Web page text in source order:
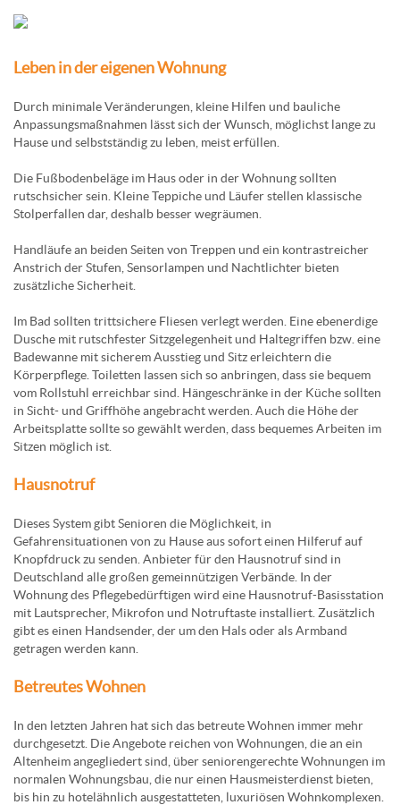
Leben in der eigenen Wohnung
Durch minimale Veränderungen, kleine Hilfen und bauliche
Anpassungsmaßnahmen lässt sich der Wunsch, möglichst lange zu
Hause und selbstständig zu leben, meist erfüllen.
Die Fußbodenbeläge im Haus oder in der Wohnung sollten
rutschsicher sein. Kleine Teppiche und Läufer stellen klassische
Stolperfallen dar, deshalb besser wegräumen.
Handläufe an beiden Seiten von Treppen und ein kontrastreicher
Anstrich der Stufen, Sensorlampen und Nachtlichter bieten
zusätzliche Sicherheit.
Im Bad sollten trittsichere Fliesen verlegt werden. Eine ebenerdige
Dusche mit rutschfester Sitzgelegenheit und Haltegriffen bzw. eine
Badewanne mit sicherem Ausstieg und Sitz erleichtern die
Körperpflege. Toiletten lassen sich so anbringen, dass sie bequem
vom Rollstuhl erreichbar sind. Hängeschränke in der Küche sollten
in Sicht- und Griffhöhe angebracht werden. Auch die Höhe der
Arbeitsplatte sollte so gewählt werden, dass bequemes Arbeiten im
Sitzen möglich ist.
Hausnotruf
Dieses System gibt Senioren die Möglichkeit, in
Gefahrensituationen von zu Hause aus sofort einen Hilferuf auf
Knopfdruck zu senden. Anbieter für den Hausnotruf sind in
Deutschland alle großen gemeinnützigen Verbände. In der
Wohnung des Pflegebedürftigen wird eine Hausnotruf-Basisstation
mit Lautsprecher, Mikrofon und Notruftaste installiert. Zusätzlich
gibt es einen Handsender, der um den Hals oder als Armband
getragen werden kann.
Betreutes Wohnen
In den letzten Jahren hat sich das betreute Wohnen immer mehr
durchgesetzt. Die Angebote reichen von Wohnungen, die an ein
Altenheim angegliedert sind, über seniorengerechte Wohnungen im
normalen Wohnungsbau, die nur einen Hausmeisterdienst bieten,
bis hin zu hotelähnlich ausgestatteten, luxuriösen Wohnkomplexen.